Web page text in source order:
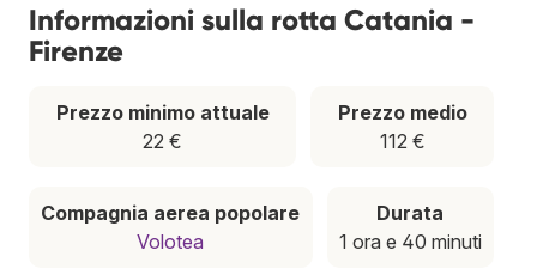
Informazioni sulla rotta Catania -
Firenze
Prezzo minimo attuale
22 €
Prezzo medio
112 €
Compagnia aerea popolare
Volotea
Durata
1 ora e 40 minuti